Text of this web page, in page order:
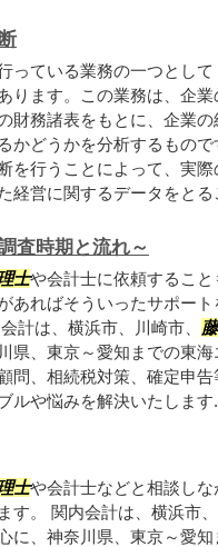
っている業務の一つとして
ります。この業務は、企
財務諸表をもとに、企業
かどうかを分析するもので
を行うことによって、実
経営に関するデータをとる
査時期と流れ～
士や会計士に依頼すること
あればそういったサポート
計は、横浜市、川崎市、
県、東京～愛知までの東海
問、相続税対策、確定申告
ルや悩みを解決いたします
士や会計士などと相談しな
す。 関内会計は、横浜市、
に、神奈川県、東京～愛